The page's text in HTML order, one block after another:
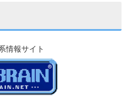
情報サイト